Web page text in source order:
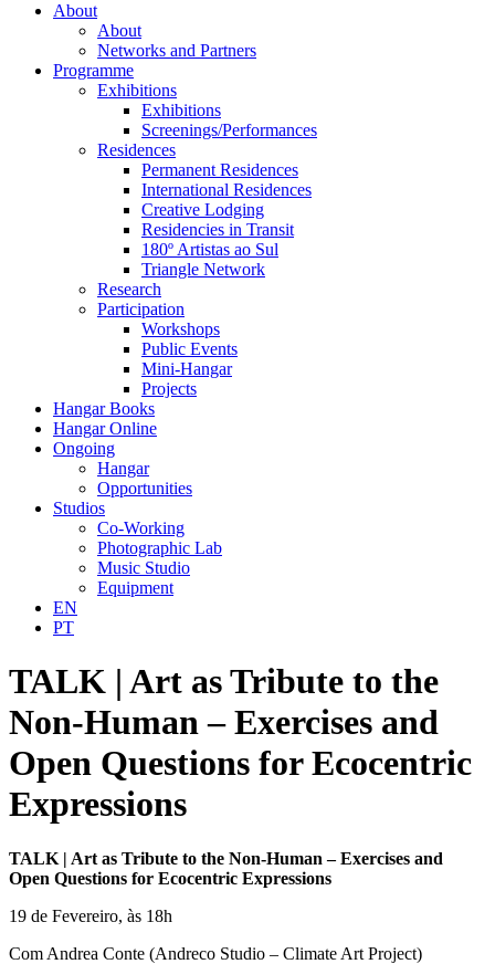
About
About
Networks and Partners
Programme
Exhibitions
Exhibitions
Screenings/Performances
Residences
Permanent Residences
International Residences
Creative Lodging
Residencies in Transit
180º Artistas ao Sul
Triangle Network
Research
Participation
Workshops
Public Events
Mini-Hangar
Projects
Hangar Books
Hangar Online
Ongoing
Hangar
Opportunities
Studios
Co-Working
Photographic Lab
Music Studio
Equipment
EN
PT
TALK | Art as Tribute to the
Non-Human – Exercises and
Open Questions for Ecocentric
Expressions
TALK | Art as Tribute to the Non-Human – Exercises and
Open Questions for Ecocentric Expressions
19 de Fevereiro, às 18h
Com Andrea Conte (Andreco Studio – Climate Art Project)